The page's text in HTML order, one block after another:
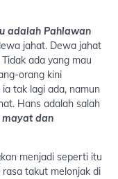
adalah Pahlawan
jahat. Dewa jahat
ada yang mau
orang kini
tak lagi ada, namun
Hans adalah salah
dan
menjadi seperti itu
takut melonjak di